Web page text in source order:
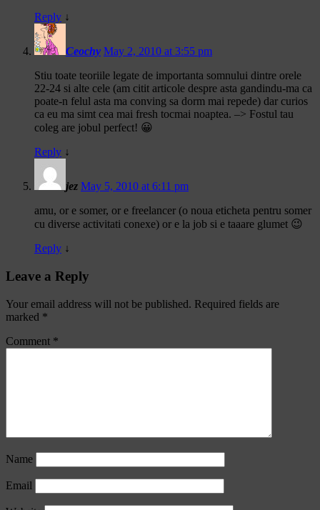
Reply ↓
Ceochy May 2, 2010 at 3:55 pm
Stiu toate teoriile legate de importanta somnului dintre orele
22-24 si alte cele (am citit articole despre asta gandindu-ma ca
poate-n felul asta ma conving sa dorm mai repede) dar curios
ca eu ma simt cea mai fresh tocmai noaptea. –> Fostul tau
coleg are jobul perfect! 😀
Reply ↓
jez May 5, 2010 at 6:11 pm
amu, or e somer, or e freelancer (o noua eticheta pentru somer
cu diverse activitati conexe) or e la job si e taaare glumet 😉
Reply ↓
Leave a Reply
Your email address will not be published. Required fields are
marked *
Comment *
Name
Email